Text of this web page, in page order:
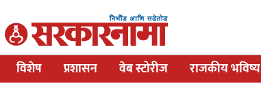
विशेष प्रशासन वेब स्टोरीज राजकीय भविष्य